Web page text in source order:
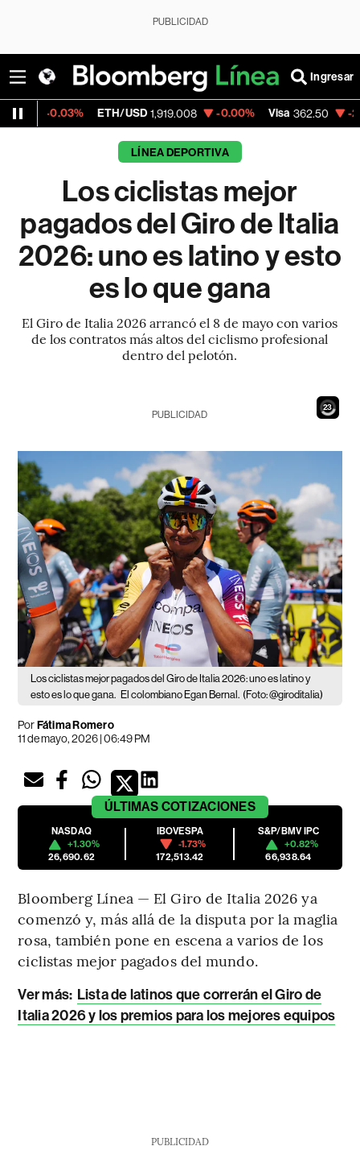
PUBLICIDAD
Ingresar
ETH/USD 1,919.008 -0.00% Visa 362.50 -2.15%
LÍNEA DEPORTIVA
Los ciclistas mejor
pagados del Giro de Italia
2026: uno es latino y esto
es lo que gana
El Giro de Italia 2026 arrancó el 8 de mayo con varios
de los contratos más altos del ciclismo profesional
dentro del pelotón.
21
PUBLICIDAD
Los ciclistas mejor pagados del Giro de Italia 2026: uno es latino y
esto es lo que gana. El colombiano Egan Bernal. (Foto: @giroditalia)
PorFátima Romero
11 de mayo, 2026 | 06:49 PM
ÚLTIMAS COTIZACIONES
NASDAQ
+1.30%
26,690.62
IBOVESPA
-1.73%
172,513.42
S&P/BMV IPC
+0.82%
66,938.64
Bloomberg Línea — El Giro de Italia 2026 ya
comenzó y, más allá de la disputa por la maglia
rosa, también pone en escena a varios de los
ciclistas mejor pagados del mundo.
Ver más: Lista de latinos que correrán el Giro de
Italia 2026 y los premios para los mejores equipos
PUBLICIDAD